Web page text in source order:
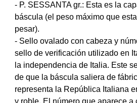
- P. SESSANTA gr.: Esta es la
báscula (el peso máximo que
pesar).
- Sello ovalado con cabeza y
sello de verificación utilizado en
la independencia de Italia. Este
de que la báscula saliera de
representa la República Italiana
y roble. El número que aparece a